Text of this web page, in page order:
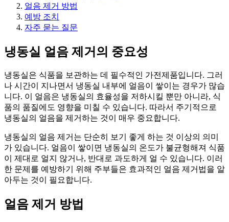
얼음 제거 방법
예방 조치
자주 묻는 질문
냉동실 얼음 제거의 중요성
냉동실은 식품을 보관하는 데 필수적인 가전제품입니다. 그러
나 시간이 지나면서 냉동실 내부에 얼음이 쌓이는 경우가 많습
니다. 이 얼음은 냉동실의 효율성을 저하시킬 뿐만 아니라, 식
품의 품질에도 영향을 미칠 수 있습니다. 따라서 주기적으로
냉동실의 얼음을 제거하는 것이 매우 중요합니다.
냉동실의 얼음 제거는 단순히 보기 좋게 하는 것 이상의 의미
가 있습니다. 얼음이 쌓이면 냉동실의 온도가 불균형해져 식품
이 제대로 얼지 않거나, 반대로 과도하게 얼 수 있습니다. 이러
한 문제를 예방하기 위해 주부들은 효과적인 얼음 제거법을 알
아두는 것이 필요합니다.
얼음 제거 방법